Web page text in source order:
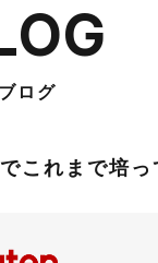
ブログ
これまで培